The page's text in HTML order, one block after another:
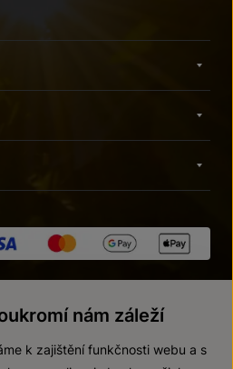
nám záleží
k zajištění funkčnosti webu a s